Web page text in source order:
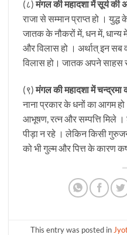
(८)मंगल की महादशा में सूर्य की
राजा से सम्मान प्राप्त हो ।
जातक के नौकरों में, धन में, धान्य
और विलास हो । अर्थात् इन
विलास हो। जातक अपने साहस
(९)मंगल की महादशा में चन्द्रमा
नाना प्रकार के धनों का आगम हो
आभूषण, रत्न और सम्पत्ति मिले
पीड़ा न रहे । लेकिन किसी
को भी गुल्म और पित्त के कारण
This entry was posted in